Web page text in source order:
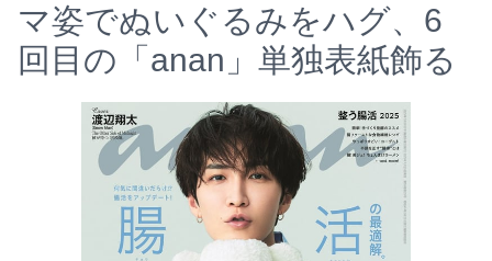
マ姿でぬいぐるみをハグ、6
回目の「anan」単独表紙飾る